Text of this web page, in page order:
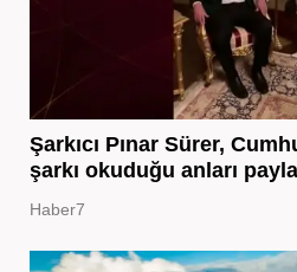
Şarkıcı Pınar Sürer,
şarkı okuduğu anları
Haber7